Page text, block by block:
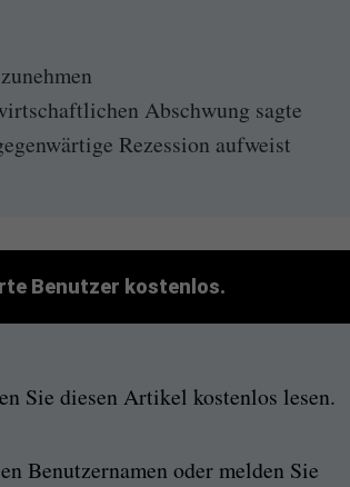
Abschwung sagte
Rezession aufweist
Benutzer kostenlos.
Sie diesen Artikel kostenlos lesen.
Benutzernamen oder melden Sie